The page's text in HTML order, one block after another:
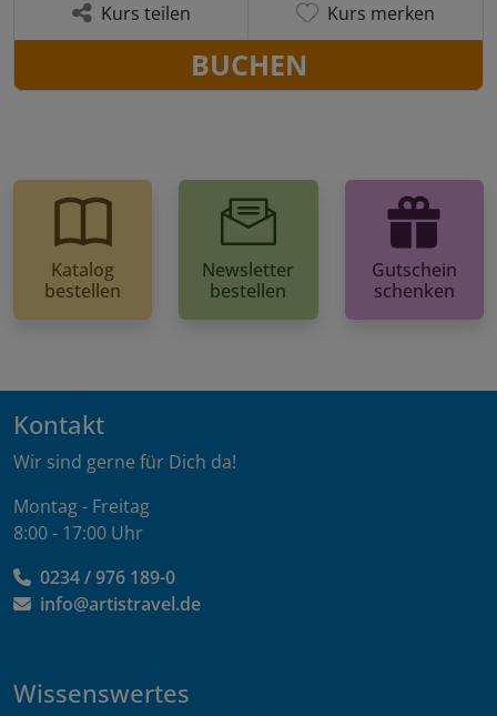
Kurs teilen Kurs merken
BUCHEN
Katalog
bestellen
Newsletter
bestellen
Gutschein
schenken
Kontakt
Wir sind gerne für Dich da!
Montag - Freitag
8:00 - 17:00 Uhr
0234 / 976 189-0
info@artistravel.de
Wissenswertes